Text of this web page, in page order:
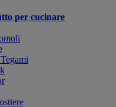
per cucinare